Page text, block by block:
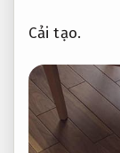
Cải tạo.